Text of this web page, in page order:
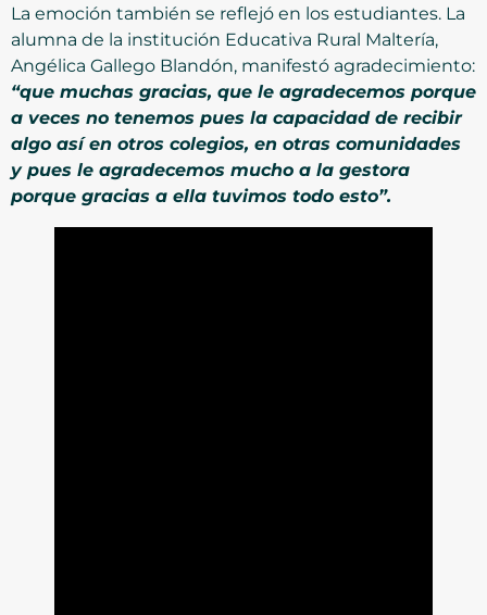
La emoción también se reflejó en los estudiantes. La
alumna de la institución Educativa Rural Maltería,
Angélica Gallego Blandón, manifestó agradecimiento:
“que muchas gracias, que le agradecemos porque
a veces no tenemos pues la capacidad de recibir
algo así en otros colegios, en otras comunidades
y pues le agradecemos mucho a la gestora
porque gracias a ella tuvimos todo esto”.